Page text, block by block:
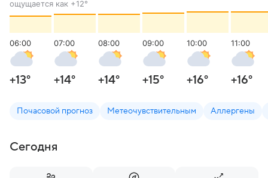
ощущается как +12°
06:00
+13°
07:00
+14°
08:00
+14°
09:00
+15°
10:00
+16°
11:00
+16°
Почасовой прогноз Метеочувствительным Аллергены
Сегодня